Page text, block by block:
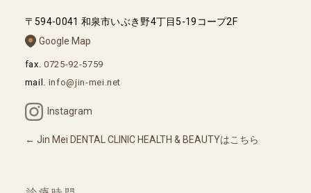
〒594-0041 和泉市いぶき野4丁目5-19コープ2F
Google Map
fax.0725-92-5759
mail. info@jin-mei.net
Instagram
Jin Mei DENTAL CLINIC HEALTH & BEAUTYはこちら